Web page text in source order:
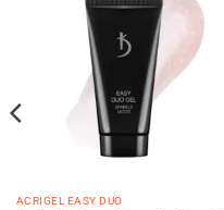
ACRIGEL EASY DUO